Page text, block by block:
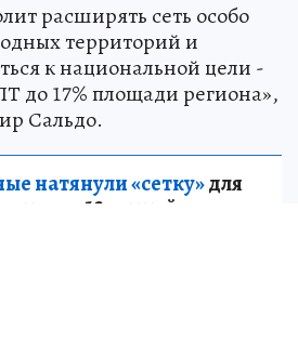
расширять сеть особо
территорий и
к национальной цели -
до 17% площади региона»,
Сальдо.
натянули «сетку»для
13 лет тайно